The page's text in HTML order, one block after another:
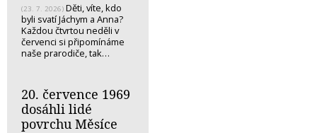
(23. 7. 2026) Děti, víte, kdo
byli svatí Jáchym a Anna?
Každou čtvrtou neděli v
červenci si připomínáme
naše prarodiče, tak…
20. července 1969
dosáhli lidé
povrchu Měsíce